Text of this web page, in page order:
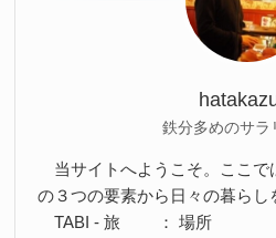
鉄分多めのサラ
当サイトへようこそ。ここで
の３つの要素から日々の暮らし
TABI - 旅 ： 場所